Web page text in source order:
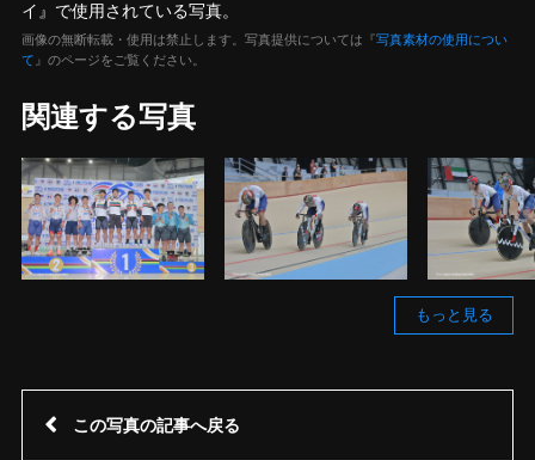
イ』で使用されている写真。
画像の無断転載・使用は禁止します。写真提供については『写真素材の使用につい
て 』のページをご覧ください。
関連する写真
もっと見る
この写真の記事へ戻る